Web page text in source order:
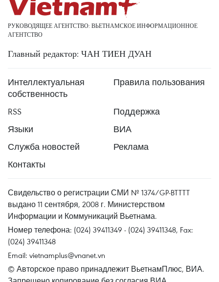
РУКОВОДЯЩЕЕ АГЕНТСТВО: ВЬЕТНАМСКОЕ ИНФОРМАЦИОННОЕ
АГЕНТСТВО
Главный редактор: ЧАН ТИЕН ДУАН
Интеллектуальная
собственность
Правила пользования
RSS
Поддержка
Языки
ВИА
Служба новостей
Реклама
Контакты
Свидельство о регистрации СМИ № 1374/GP-BTTTT
выдано 11 сентября, 2008 г. Министерством
Информации и Коммуникаций Вьетнама.
Номер телефона: (024) 39411349 - (024) 39411348, Fax:
(024) 39411348
Email: vietnamplus@vnanet.vn
© Авторское право принадлежит ВьетнамПлюс, ВИА.